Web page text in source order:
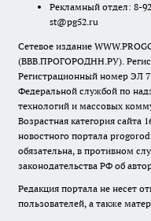
Рекламный отдел: 8-
st@pg52.ru
Сетевое издание
(ВВВ.ПРОГОРОДНН.РУ).
Регистрационный номер ЭЛ
Федеральной службой по
технологий и массовых
Возрастная категория сайта
новостного портала
обязательна, в противном
законодательства РФ об
Редакция портала не несет
пользователей, а также